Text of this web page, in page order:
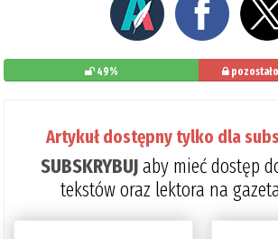
49%
Artykuł dostępny tylko dla
SUBSKRYBUJaby mieć dostęp
tekstów oraz lektora na